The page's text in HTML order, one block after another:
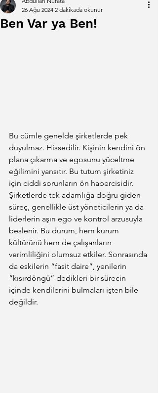
Ben Var ya Ben!
26 Ağu 2024 2 dakikada okunur
Bu cümle genelde şirketlerde pek
duyulmaz. Hissedilir. Kişinin kendini ön
plana çıkarma ve egosunu yüceltme
eğilimini yansıtır. Bu tutum şirketiniz
için ciddi sorunların ön habercisidir.
Şirketlerde tek adamlığa doğru giden
süreç, genellikle üst yöneticilerin ya da
liderlerin aşırı ego ve kontrol arzusuyla
beslenir. Bu durum, hem kurum
kültürünü hem de çalışanların
verimliliğini olumsuz etkiler. Sonrasında
da eskilerin “fasit daire”, yenilerin
“kısırdöngü” dedikleri bir sürecin
içinde kendilerini bulmaları işten bile
değildir.